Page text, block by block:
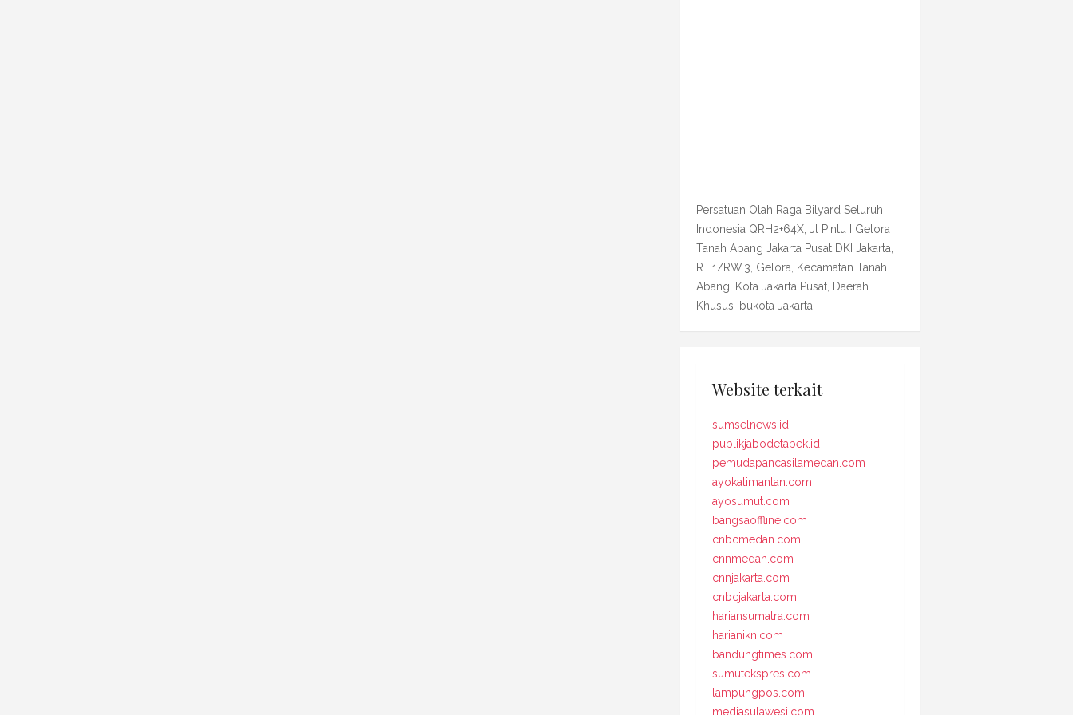
Persatuan Olah Raga Bilyard Seluruh
Indonesia QRH2+64X, Jl Pintu I Gelora
Tanah Abang Jakarta Pusat DKI Jakarta,
RT.1/RW.3, Gelora, Kecamatan Tanah
Abang, Kota Jakarta Pusat, Daerah
Khusus Ibukota Jakarta
Website terkait
sumselnews.id
publikjabodetabek.id
pemudapancasilamedan.com
ayokalimantan.com
ayosumut.com
bangsaoffline.com
cnbcmedan.com
cnnmedan.com
cnnjakarta.com
cnbcjakarta.com
hariansumatra.com
harianikn.com
bandungtimes.com
sumutekspres.com
lampungpos.com
mediasulawesi.com